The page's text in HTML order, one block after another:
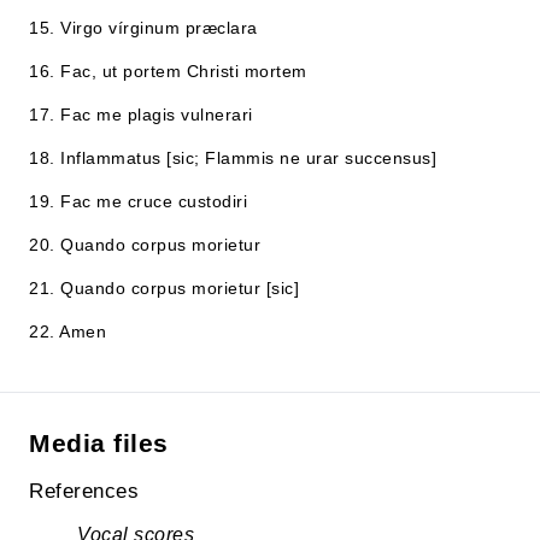
15. Virgo vírginum præclara
16. Fac, ut portem Christi mortem
17. Fac me plagis vulnerari
18. Inflammatus [sic; Flammis ne urar succensus]
19. Fac me cruce custodiri
20. Quando corpus morietur
21. Quando corpus morietur [sic]
22. Amen
Media files
References
Vocal scores